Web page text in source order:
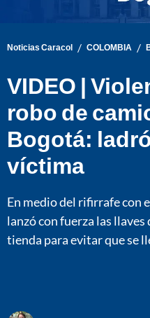
Noticias Caracol / COLOMBIA /
VIDEO |
robo de
Bogotá:
víctima
En medio del rifirrafe con
lanzó con fuerza las
tienda para evitar que se